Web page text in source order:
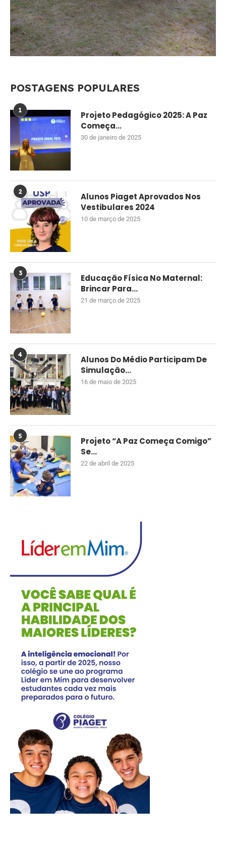
POSTAGENS POPULARES
1
Projeto Pedagógico 2025: A Paz
Começa...
30 de janeiro de 2025
2
Alunos Piaget Aprovados Nos
Vestibulares 2024
10 de março de 2025
3
Educação Física No Maternal:
Brincar Para...
21 de março de 2025
4
Alunos Do Médio Participam De
Simulação...
16 de maio de 2025
5
Projeto “A Paz Começa Comigo”
Se...
22 de abril de 2025